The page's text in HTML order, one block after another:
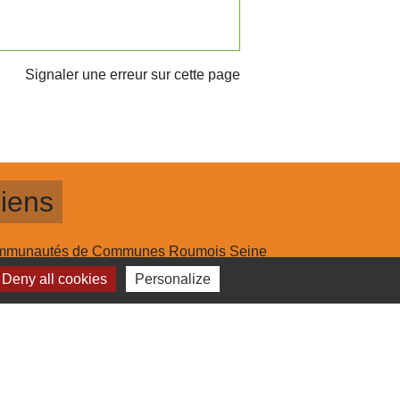
Signaler une erreur sur cette page
de Communes Roumois Seine
Départemental de l'Eure
Régional de Normandie
Deny all cookies Personalize